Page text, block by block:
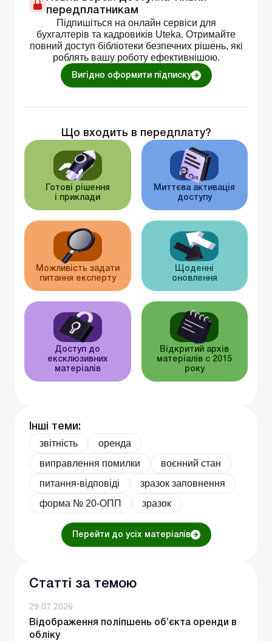
передплатникам
Підпишіться на онлайн сервіси для
бухгалтерів та кадровиків Uteka. Отримайте
повний доступ бібліотеки безпечних рішень, які
роблять вашу роботу ефективнішою.
Вигідно оформити підписку
Що входить в передплату?
Готові рішення
і приклади
Миттєва активація
доступу
Можливість задати
питання експерту
Щоденні
оновлення
Доступ до
ексклюзивних
матеріалів
Відкритий архів
матеріалів c 2015
року
Інші теми:
звітність
оренда
виправлення помилки
воєнний стан
питання-відповіді
зразок заповнення
форма № 20-ОПП
зразок
Перейти до усіх матеріалів
Статті за темою
29.07.2026
Відображення поліпшень об’єкта оренди в
обліку